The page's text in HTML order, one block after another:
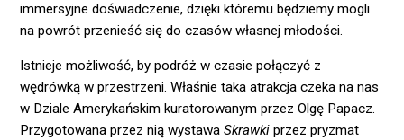
immersyjne doświadczenie, dzięki któremu będziemy mogli
na powrót przenieść się do czasów własnej młodości.
Istnieje możliwość, by podróż w czasie połączyć z
wędrówką w przestrzeni. Właśnie taka atrakcja czeka na nas
w Dziale Amerykańskim kuratorowanym przez Olgę Papacz.
Przygotowana przez nią wystawaSkrawki przez pryzmat